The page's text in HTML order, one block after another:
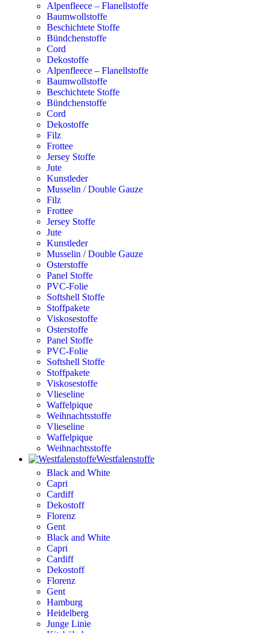
Alpenfleece – Flanellstoffe
Baumwollstoffe
Beschichtete Stoffe
Bündchenstoffe
Cord
Dekostoffe
Alpenfleece – Flanellstoffe
Baumwollstoffe
Beschichtete Stoffe
Bündchenstoffe
Cord
Dekostoffe
Filz
Frottee
Jersey Stoffe
Jute
Kunstleder
Musselin / Double Gauze
Filz
Frottee
Jersey Stoffe
Jute
Kunstleder
Musselin / Double Gauze
Osterstoffe
Panel Stoffe
PVC-Folie
Softshell Stoffe
Stoffpakete
Viskosestoffe
Osterstoffe
Panel Stoffe
PVC-Folie
Softshell Stoffe
Stoffpakete
Viskosestoffe
Vlieseline
Waffelpique
Weihnachtsstoffe
Vlieseline
Waffelpique
Weihnachtsstoffe
Westfalenstoffe
Black and White
Capri
Cardiff
Dekostoff
Florenz
Gent
Black and White
Capri
Cardiff
Dekostoff
Florenz
Gent
Hamburg
Heidelberg
Junge Linie